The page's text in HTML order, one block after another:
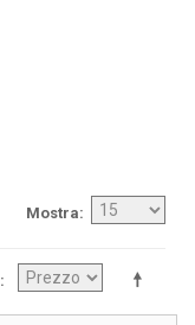
Mostra